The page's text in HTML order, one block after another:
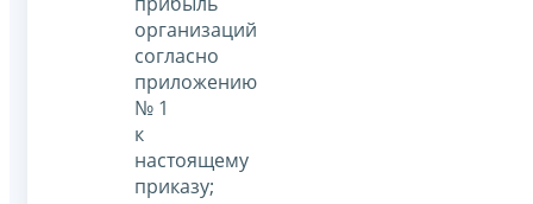
организаций
согласно
приложению
№ 1
к
настоящему
приказу;